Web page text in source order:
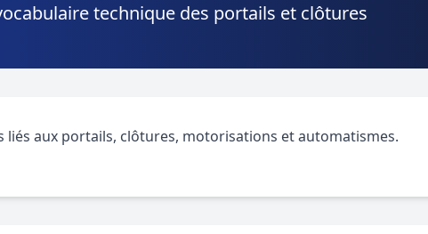
technique des portails et clôtures
aux portails, clôtures, motorisations et automatismes.